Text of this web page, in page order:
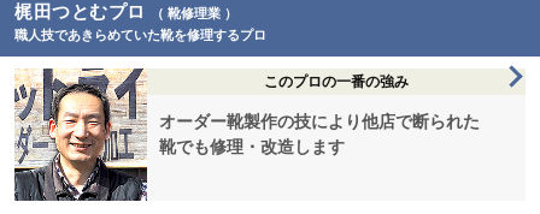
梶田つとむプロ
（ 靴修理業 ）
職人技であきらめていた靴を修理するプロ
このプロの一番の強み
オーダー靴製作の技により他店で断られた
靴でも修理・改造します